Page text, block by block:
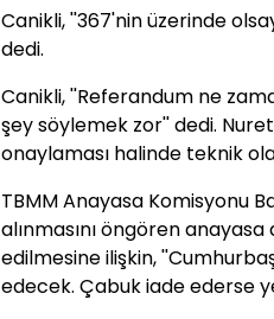
Canikli, ''367'nin üzerinde
dedi.
Canikli, ''Referandum ne
şey söylemek zor'' dedi.
onaylaması halinde teknik
TBMM Anayasa Komisyonu
alınmasını öngören
edilmesine ilişkin,
edecek. Çabuk iade ederse